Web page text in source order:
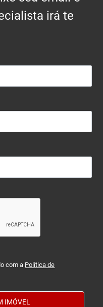
irá te
com a Política de
IMÓVEL